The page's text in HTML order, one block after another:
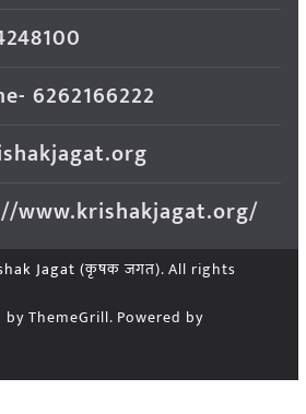
6262166222
www.krishakjagat.org/
Jagat (कृषक जगत). All rights
by ThemeGrill. Powered by